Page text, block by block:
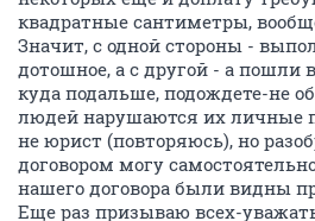
квадратные сантиметры,
Значит, с одной стороны -
дотошное, а с другой - а пошли
куда подальше, подождете-не
людей нарушаются их личные
не юрист (повторяюсь), но
договором могу
нашего договора были видны
Еще раз призываю всех-